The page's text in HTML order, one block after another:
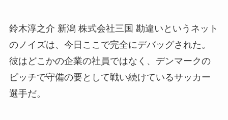
鈴木淳之介 新潟 株式会社三国 勘違いというネット
のノイズは、今日ここで完全にデバッグされた。
彼はどこかの企業の社員ではなく、デンマークの
ピッチで守備の要として戦い続けているサッカー
選手だ。